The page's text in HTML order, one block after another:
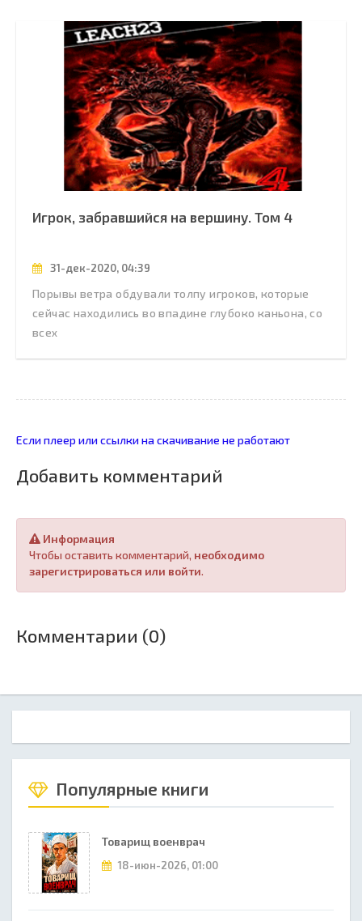
Игрок, забравшийся на вершину. Том 4
31-дек-2020, 04:39
Порывы ветра обдували толпу игроков, которые
сейчас находились во впадине глубоко каньона, со
всех
Если плеер или ссылки на скачивание не работают
Добавить комментарий
Информация
Чтобы оставить комментарий, необходимо
зарегистрироваться или войти.
Комментарии (0)
Популярные книги
Товарищ военврач
18-июн-2026, 01:00